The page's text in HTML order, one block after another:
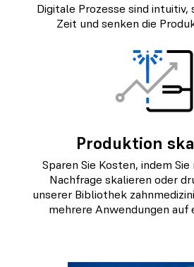
Digitale Prozesse sind
Zeit und senken die
Produktion
Sparen Sie Kosten, indem
Nachfrage skalieren oder
unserer Bibliothek
mehrere Anwendungen auf